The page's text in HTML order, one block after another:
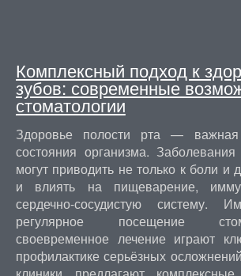
Комплексный подход к
зубов: современные
стоматологии
Здоровье полости рта —
состояния организма.
могут приводить не только к боли и
и влиять на пищеварение,
сердечно-сосудистую систему.
регулярное посещение
своевременное лечение играют
профилактике серьёзных